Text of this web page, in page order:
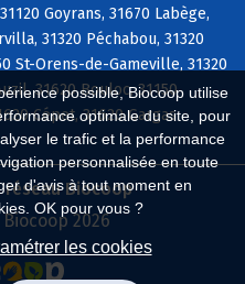
possible, Biocoop utilise
optimale du site, pour
le trafic et la performance
personnalisée en toute
d'avis à tout moment en
OK pour vous ?
les cookies
Goyrans, 31670 Labège,
31320 Péchabou, 31320
St-Orens-de-Gameville, 31320
31620 Bouloc, 31150
Cépet, 31620 Gargas
réseau Biocoop
2026